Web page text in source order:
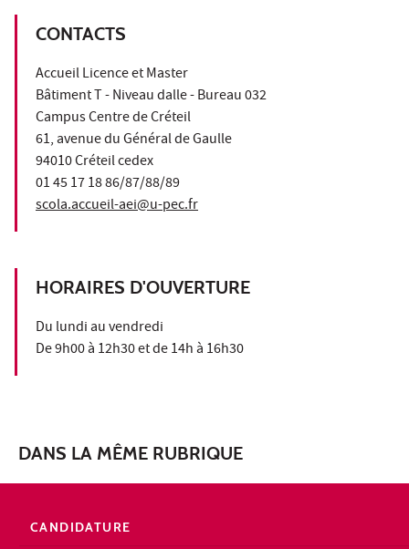
CONTACTS
Accueil Licence et Master
Bâtiment T - Niveau dalle - Bureau 032
Campus Centre de Créteil
61, avenue du Général de Gaulle
94010 Créteil cedex
01 45 17 18 86/87/88/89
scola.accueil-aei@u-pec.fr
HORAIRES D'OUVERTURE
Du lundi au vendredi
De 9h00 à 12h30 et de 14h à 16h30
DANS LA MÊME RUBRIQUE
CANDIDATURE